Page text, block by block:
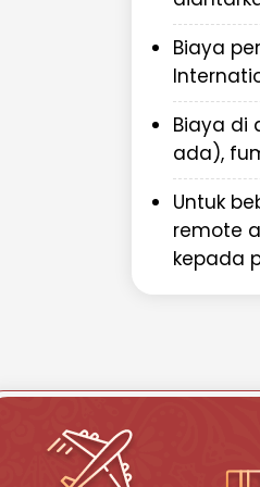
waktu dalam pengiriman
menawarkan layanan premium
Anda sampai dengan selamat
Mengapa Memilih
Sebagai penyedia jasa
Repack.id menawarkan
Fokus pada pengiriman
pengiriman cepat dan efisien
- Dari
pengurusan bea cukai
Tarif kompetitif
pengiriman udara
Pelacakan mudah
- Pantau
Biaya
Biaya di
ada),
Untuk
remote
kepada